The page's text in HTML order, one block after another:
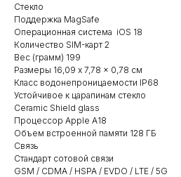
Стекло
Поддержка MagSafe
Операционная система iOS 18
Количество SIM-карт 2
Вес (грамм) 199
Размеры 16,09 x 7,78 x 0,78 см
Класс водонепроницаемости IP68
Устойчивое к царапинам стекло
Ceramic Shield glass
Процессор Apple A18
Объем встроенной памяти 128 ГБ
Связь
Стандарт сотовой связи
GSM / CDMA / HSPA / EVDO / LTE / 5G